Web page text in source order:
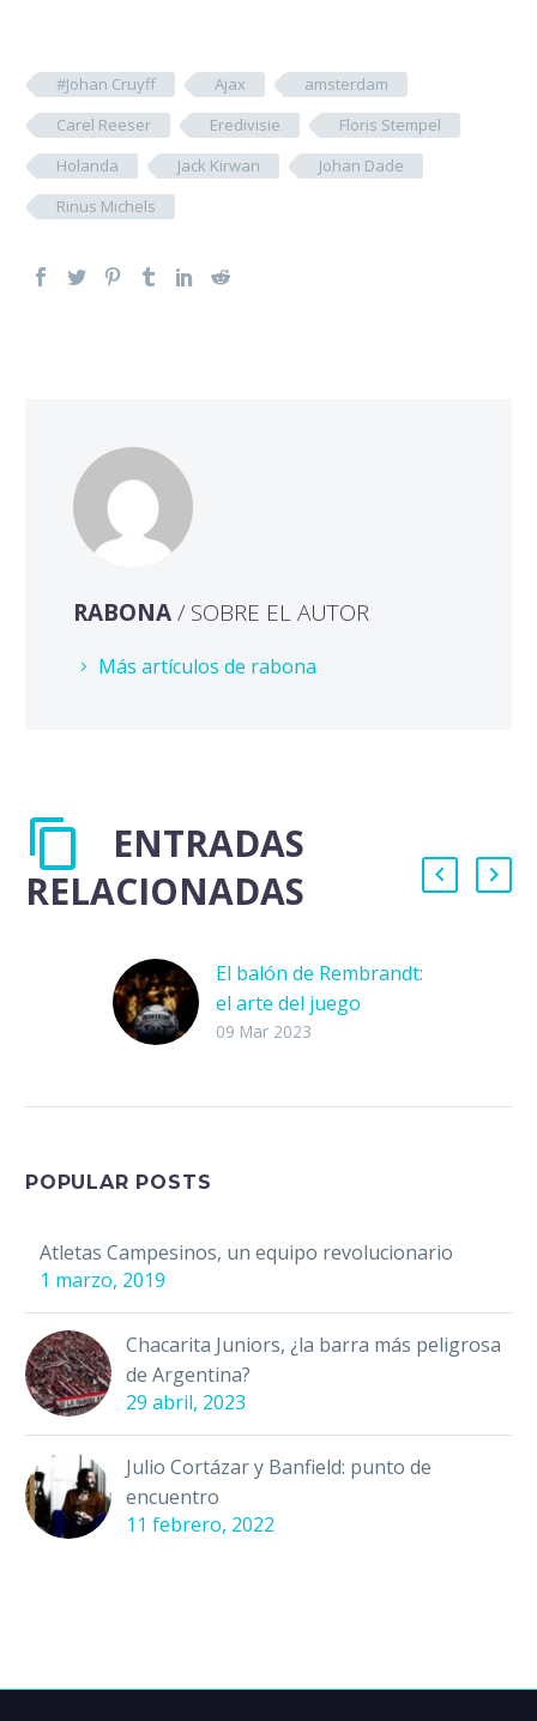
#Johan Cruyff Ajax
amsterdam
Carel Reeser
Eredivisie
Floris Stempel
Holanda
Jack Kirwan
Johan Dade
Rinus Michels
RABONA/ SOBRE EL AUTOR
Más artículos de rabona
ENTRADAS
RELACIONADAS
El balón de Rembrandt:
el arte del juego
¿Cómo es que se
09 Mar 2023
POPULAR POSTS
Atletas Campesinos, un equipo revolucionario
1 marzo, 2019
Chacarita Juniors, ¿la barra más peligrosa
de Argentina?
29 abril, 2023
Julio Cortázar y Banfield: punto de
encuentro
11 febrero, 2022